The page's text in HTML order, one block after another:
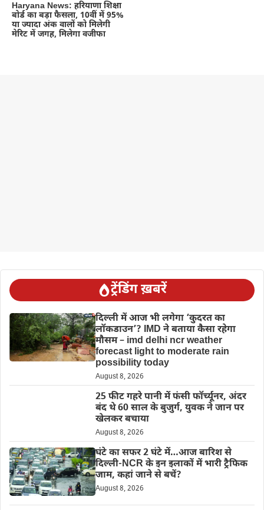
Haryana News: हरियाणा शिक्षा
बोर्ड का बड़ा फैसला, 10वीं में 95%
या ज्यादा अंक वालों को मिलेगी
मेरिट में जगह, मिलेगा वजीफा
ट्रेंडिंग ख़बरें
दिल्‍ली में आज भी लगेगा ‘कुदरत का
लॉकडाउन’? IMD ने बताया कैसा रहेगा
मौसम – imd delhi ncr weather
forecast light to moderate rain
possibility today
August 8, 2026
25 फीट गहरे पानी में फंसी फॉर्च्यूनर, अंदर
बंद थे 60 साल के बुजुर्ग, युवक ने जान पर
खेलकर बचाया
August 8, 2026
घंटे का सफर 2 घंटे में…आज बारिश से
दिल्ली-NCR के इन इलाकों में भारी ट्रैफिक
जाम, कहां जाने से बचें?
August 8, 2026